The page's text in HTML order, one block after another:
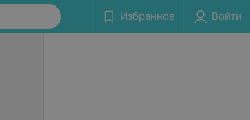
Избранное Войти